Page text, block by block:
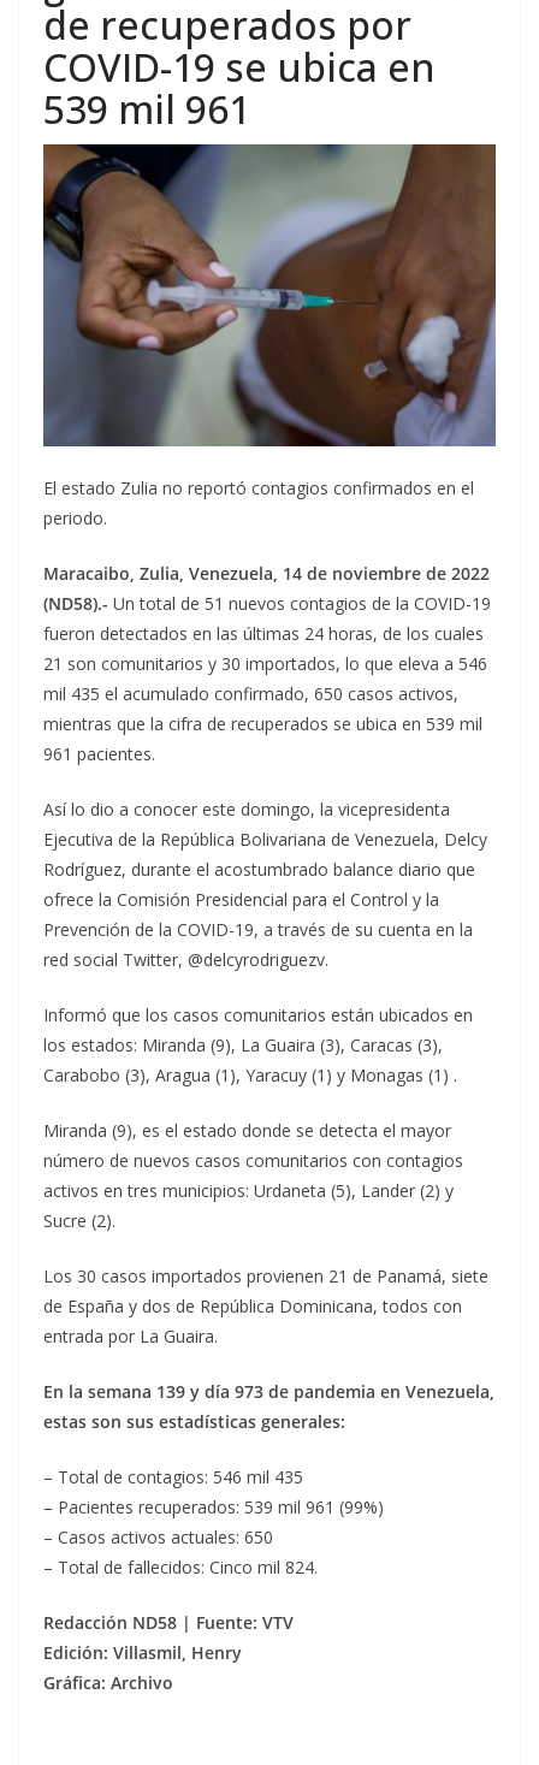
de recuperados por
COVID-19 se ubica en
539 mil 961
El estado Zulia no reportó contagios confirmados en el
periodo.
Maracaibo, Zulia, Venezuela, 14 de noviembre de 2022
(ND58).- Un total de 51 nuevos contagios de la COVID-19
fueron detectados en las últimas 24 horas, de los cuales
21 son comunitarios y 30 importados, lo que eleva a 546
mil 435 el acumulado confirmado, 650 casos activos,
mientras que la cifra de recuperados se ubica en 539 mil
961 pacientes.
Así lo dio a conocer este domingo, la vicepresidenta
Ejecutiva de la República Bolivariana de Venezuela, Delcy
Rodríguez, durante el acostumbrado balance diario que
ofrece la Comisión Presidencial para el Control y la
Prevención de la COVID-19, a través de su cuenta en la
red social Twitter, @delcyrodriguezv.
Informó que los casos comunitarios están ubicados en
los estados: Miranda (9), La Guaira (3), Caracas (3),
Carabobo (3), Aragua (1), Yaracuy (1) y Monagas (1) .
Miranda (9), es el estado donde se detecta el mayor
número de nuevos casos comunitarios con contagios
activos en tres municipios: Urdaneta (5), Lander (2) y
Sucre (2).
Los 30 casos importados provienen 21 de Panamá, siete
de España y dos de República Dominicana, todos con
entrada por La Guaira.
En la semana 139 y día 973 de pandemia en Venezuela,
estas son sus estadísticas generales:
– Total de contagios: 546 mil 435
– Pacientes recuperados: 539 mil 961 (99%)
– Casos activos actuales: 650
– Total de fallecidos: Cinco mil 824.
Redacción ND58 | Fuente: VTV
Edición: Villasmil, Henry
Gráfica: Archivo